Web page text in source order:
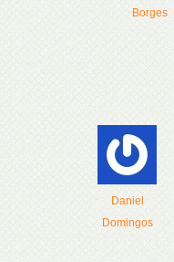
Borges
Daniel
Domingos